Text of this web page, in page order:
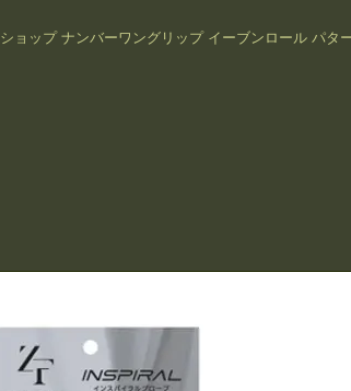
ショップナンバーワングリップ イーブンロール パタ